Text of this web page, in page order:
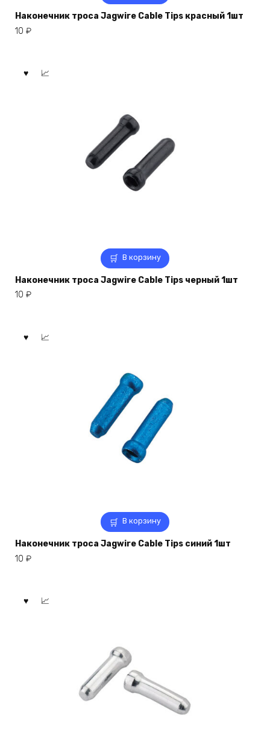
Наконечник троса Jagwire Cable Tips красный 1шт
10 ₽
В корзину
Наконечник троса Jagwire Cable Tips черный 1шт
10 ₽
В корзину
Наконечник троса Jagwire Cable Tips синий 1шт
10 ₽